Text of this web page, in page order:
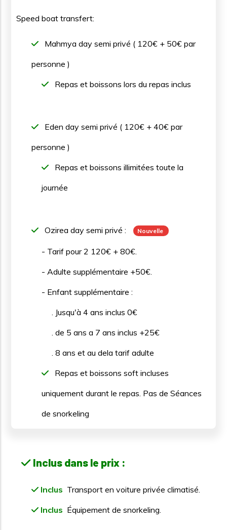
Speed boat transfert:
Mahmya day semi privé ( 120€ + 50€ par
personne )
Repas et boissons lors du repas inclus
Eden day semi privé ( 120€ + 40€ par
personne )
Repas et boissons illimitées toute la
journée
Ozirea day semi privé : Nouvelle
- Tarif pour 2 120€ + 80€.
- Adulte supplémentaire +50€.
- Enfant supplémentaire :
. Jusqu'à 4 ans inclus 0€
. de 5 ans a 7 ans inclus +25€
. 8 ans et au dela tarif adulte
Repas et boissons soft incluses
uniquement durant le repas. Pas de Séances
de snorkeling
Inclus dans le prix :
Inclus Transport en voiture privée climatisé.
Inclus Équipement de snorkeling.